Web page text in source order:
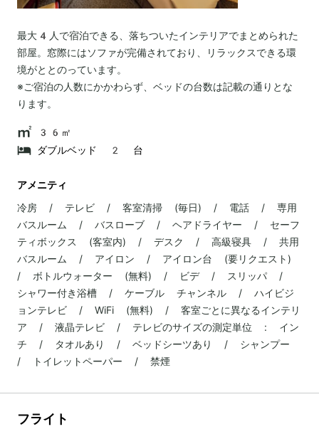
最大4人で宿泊できる、落ちついたインテリアでまとめられた
部屋。窓際にはソファが完備されており、リラックスできる環
境がととのっています。
※ご宿泊の人数にかかわらず、ベッドの台数は記載の通りとな
ります。
36㎡
ダブルベッド 2 台
アメニティ
冷房 / テレビ / 客室清掃 (毎日) / 電話 / 専用
バスルーム / バスローブ / ヘアドライヤー / セーフ
ティボックス (客室内) / デスク / 高級寝具 / 共用
バスルーム / アイロン / アイロン台 (要リクエスト)
/ ボトルウォーター (無料) / ビデ / スリッパ /
シャワー付き浴槽 / ケーブル チャンネル / ハイビジ
ョンテレビ / WiFi (無料) / 客室ごとに異なるインテリ
ア / 液晶テレビ / テレビのサイズの測定単位 : イン
チ / タオルあり / ベッドシーツあり / シャンプー
/ トイレットペーパー / 禁煙
フライト